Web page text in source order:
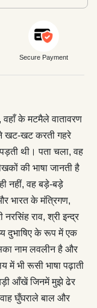
Secure Payment
वहाँ के मटमैले वातावरण
खट-खट करती गहरे
थी। पता चला, वह
की भाषा जानती है
नहीं, वह बड़े-बड़े
भारत के मंत्रिगण,
नरसिंह राव, श्री इन्द्र
दुभाषिए के रूप में एक
नाम लवलीन है और
में भी रूसी भाषा पढ़ाती
आँखें जिनमें मुझे ढेर
घुँघराले बाल और